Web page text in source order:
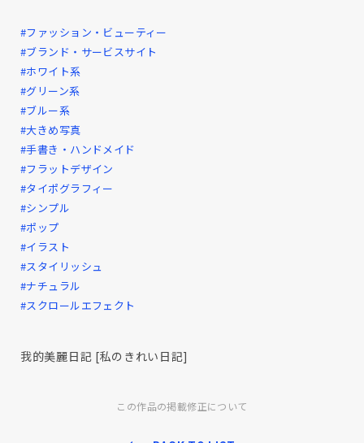
#ファッション・ビューティー
#ブランド・サービスサイト
#ホワイト系
#グリーン系
#ブルー系
#大きめ写真
#手書き・ハンドメイド
#フラットデザイン
#タイポグラフィー
#シンプル
#ポップ
#イラスト
#スタイリッシュ
#ナチュラル
#スクロールエフェクト
我的美麗日記 [私のきれい日記]
この作品の掲載修正について